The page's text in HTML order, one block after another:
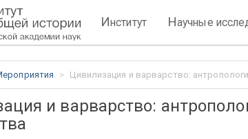
Институт Научные
Цивилизация и варварство:
и варварство: